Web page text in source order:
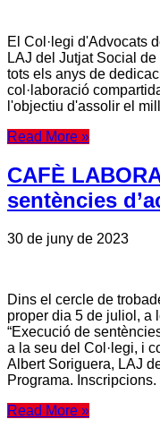
El Col·legi d'Advocats
LAJ del Jutjat Social
tots els anys de
col·laboració
l'objectiu d'assolir el
Read More »
CAFÈ
sentències
30 de juny de 2023
Dins el cercle de
proper dia 5 de juliol, a
“Execució de
a la seu del Col·legi, i
Albert Soriguera, LAJ
Programa. Inscripcions.
Read More »